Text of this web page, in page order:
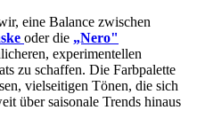
eine Balance zwischen
oder die „Nero"
experimentellen
zu schaffen. Die Farbpalette
vielseitigen Tönen, die sich
über saisonale Trends hinaus